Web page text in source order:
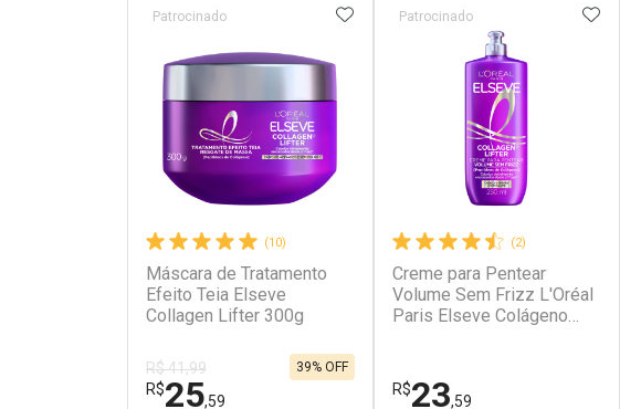
(10)
Máscara de Tratamento
Efeito Teia Elseve
Collagen Lifter 300g
Patrocinado
R$ 41,99
R$25,59
39% OFF
ADICIONAR AOS FAVORITOS
(2)
Creme para Pentear
Volume Sem Frizz L'Oréal
Paris Elseve Colágeno
Patrocinado
R$23,59